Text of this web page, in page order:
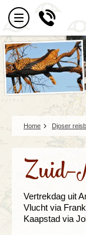
Home Djoser
Vertrekdag uit
Vlucht via
Kaapstad via